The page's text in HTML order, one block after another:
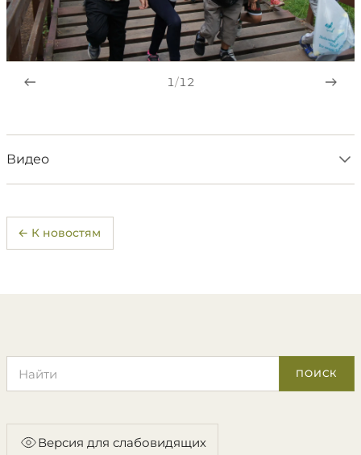
1/12
Видео
← К новостям
ПОИСК
Версия для слабовидящих